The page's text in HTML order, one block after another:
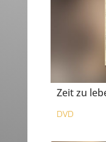
Zeit zu
DVD